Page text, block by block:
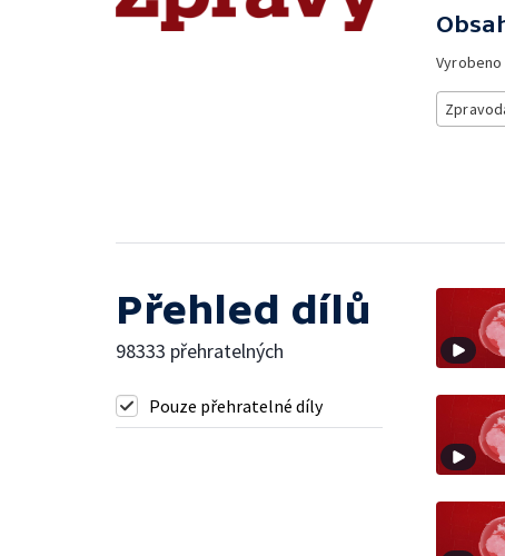
Vyrobeno
Přehled dílů
98333 přehratelných
Pouze přehratelné díly